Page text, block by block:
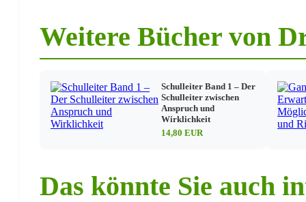
Weitere Bücher von
Schulleiter Band 1 – Der
Schulleiter zwischen
Anspruch und
Wirklichkeit
14,80 EUR
Das könnte Sie auch